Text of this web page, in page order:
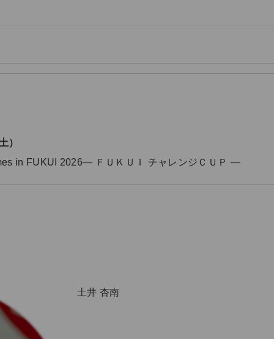
）
in FUKUI 2026― ＦＵＫＵＩ チャレンジＣＵＰ ―
土井 杏南